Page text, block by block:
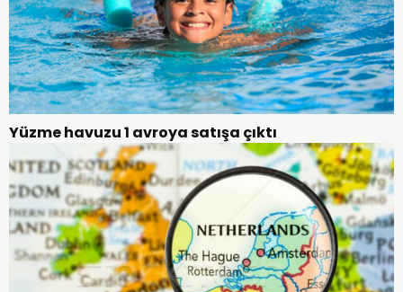
Yüzme havuzu 1 avroya satışa çıktı